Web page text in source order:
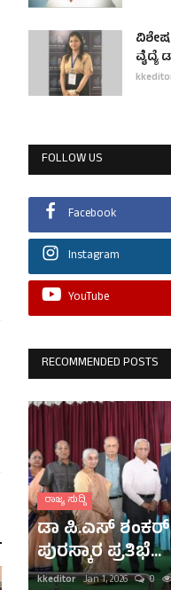
ವೈದ್ಯೆ
FOLLOW US
Facebook
Instagram
YouTube
RECOMMENDED POSTS
ರಾಜ್ಯ ಸುದ್ದಿ
ಡಾ ಪಿ.ಎಸ್ ಶಂಕರ್
ಪುರಸ್ಕಾರ ಪ್ರತಿಭೆ...
kkeditor Jan 1, 2026 0